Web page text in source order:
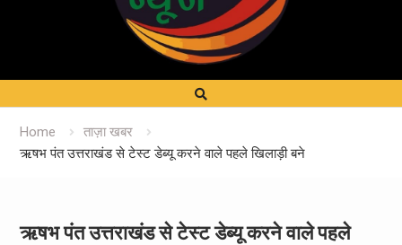
Home
ताज़ा खबर
ऋषभ पंत उत्तराखंड से टेस्ट डेब्यू करने वाले पहले खिलाड़ी बने
ऋषभ पंत उत्तराखंड से टेस्ट डेब्यू करने वाले पहले